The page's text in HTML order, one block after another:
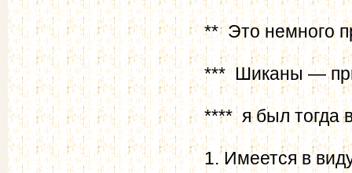
** Это немного
*** Шиканы —
**** я был тогда
1. Имеется в